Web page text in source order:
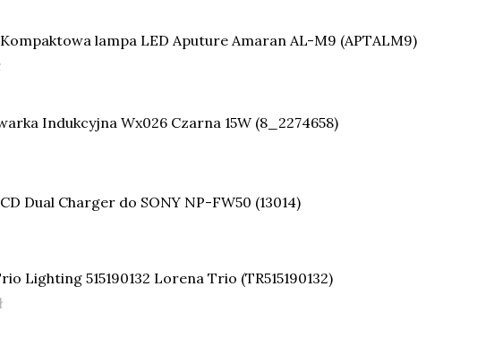
lampa LED Aputure Amaran AL-M9 (APTALM9)
Indukcyjna Wx026 Czarna 15W (8_2274658)
Dual Charger do SONY NP-FW50 (13014)
Lighting 515190132 Lorena Trio (TR515190132)